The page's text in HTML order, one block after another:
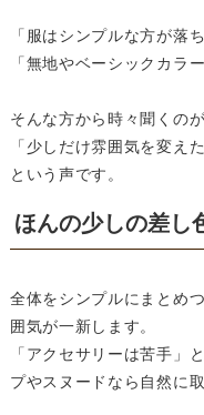
「服はシンプルな方が落ち
「無地やベーシックカラ
そんな方から時々聞くのが
「少しだけ雰囲気を変え
という声です。
ほんの少しの差し
全体をシンプルにまとめ
囲気が一新します。
「アクセサリーは苦手」
プやスヌードなら自然に